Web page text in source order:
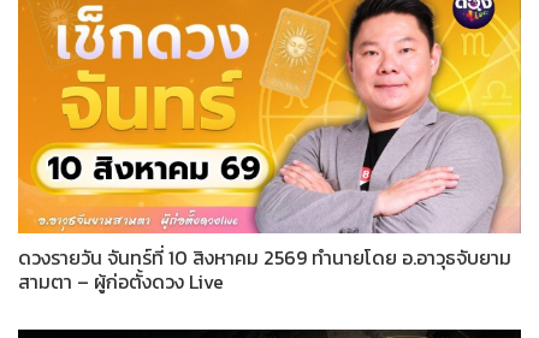
ดวงรายวัน จันทร์ที่ 10 สิงหาคม 2569 ทำนายโดย อ.อาวุธจับยาม
สามตา – ผู้ก่อตั้งดวง Live